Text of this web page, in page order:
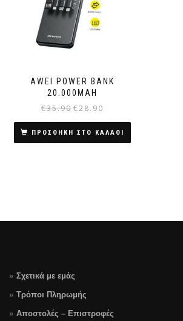
AWEI POWER BANK
20.000MAH
€35.90 Original
was:
€35.90.
€28.90
τιμή
είναι:
ΠΡΟΣΘΗΚΗ ΣΤΟ ΚΑΛΑΘΙ
Σχετικά με εμάς
Τρόποι Πληρωμής
Αποστολές – Επιστροφές